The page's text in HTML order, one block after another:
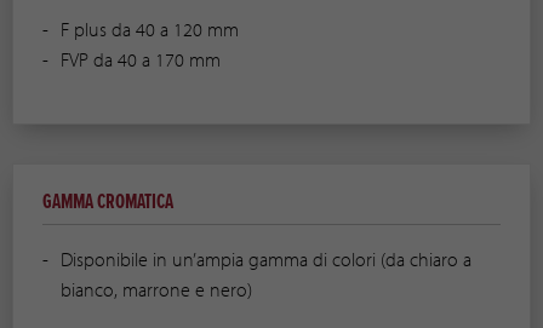
F plus da 40 a 120 mm
FVP da 40 a 170 mm
GAMMA CROMATICA
Disponibile in un’ampia gamma di colori (da chiaro a
bianco, marrone e nero)